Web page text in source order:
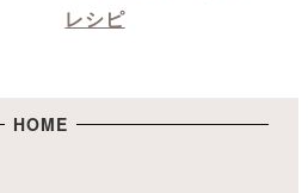
レシピ
HOME